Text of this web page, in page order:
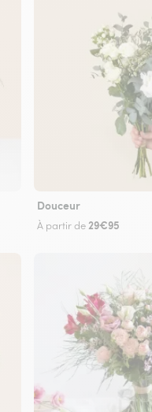
Douceur
À partir de 29€95